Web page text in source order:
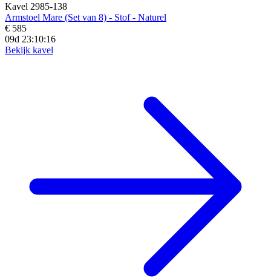
Kavel 2985-138
Armstoel Mare (Set van 8) - Stof - Naturel
€ 585
09d 23:10:14
Bekijk kavel